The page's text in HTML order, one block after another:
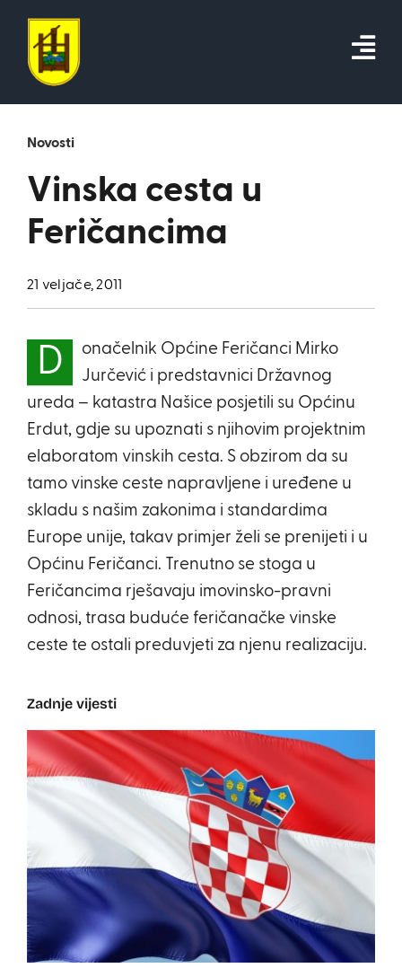
content
Novosti
Vinska cesta u
Feričancima
21 veljače, 2011
D
onačelnik Općine Feričanci Mirko
Jurčević i predstavnici Državnog
ureda – katastra Našice posjetili su Općinu
Erdut, gdje su upoznati s njihovim projektnim
elaboratom vinskih cesta. S obzirom da su
tamo vinske ceste napravljene i uređene u
skladu s našim zakonima i standardima
Europe unije, takav primjer želi se prenijeti i u
Općinu Feričanci. Trenutno se stoga u
Feričancima rješavaju imovinsko-pravni
odnosi, trasa buduće feričanačke vinske
ceste te ostali preduvjeti za njenu realizaciju.
Zadnje vijesti